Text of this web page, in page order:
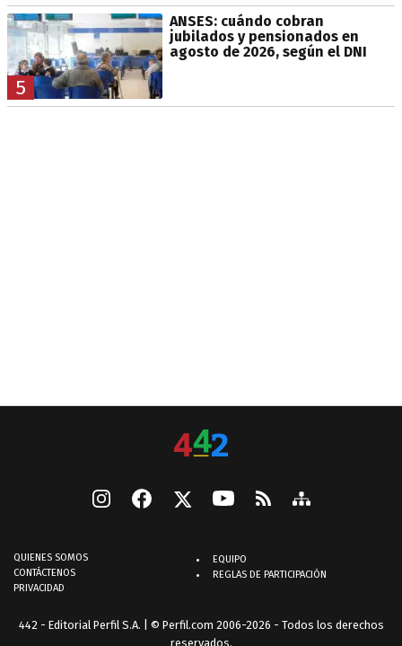
5
ANSES: cuándo cobran
jubilados y pensionados en
agosto de 2026, según el DNI
QUIENES SOMOS
CONTÁCTENOS
PRIVACIDAD
EQUIPO
REGLAS DE PARTICIPACIÓN
442 - Editorial Perfil S.A. | © Perfil.com 2006-2026 - Todos los derechos
reservados.